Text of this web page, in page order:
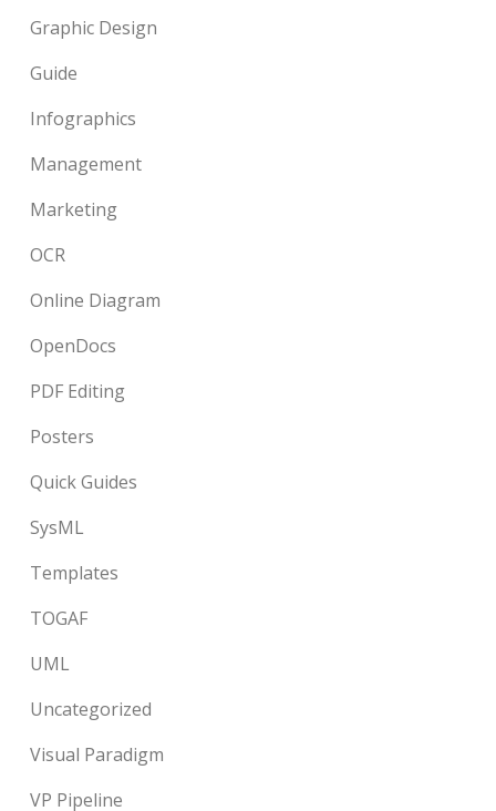
Graphic Design
Guide
Infographics
Management
Marketing
OCR
Online Diagram
OpenDocs
PDF Editing
Posters
Quick Guides
SysML
Templates
TOGAF
UML
Uncategorized
Visual Paradigm
VP Pipeline